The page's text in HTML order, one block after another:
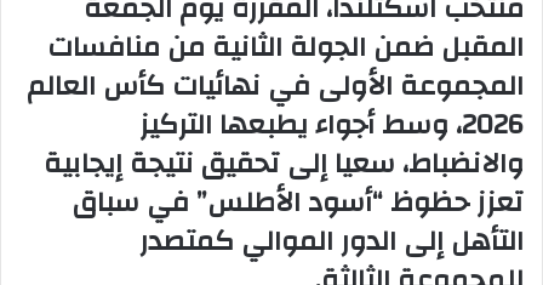
المقبل ضمن الجولة الثانية من منافسات
المجموعة الأولى في نهائيات كأس العالم
2026، وسط أجواء يطبعها التركيز
والانضباط، سعيا إلى تحقيق نتيجة إيجابية
تعزز حظوظ “أسود الأطلس” في سباق
التأهل إلى الدور الموالي كمتصدر